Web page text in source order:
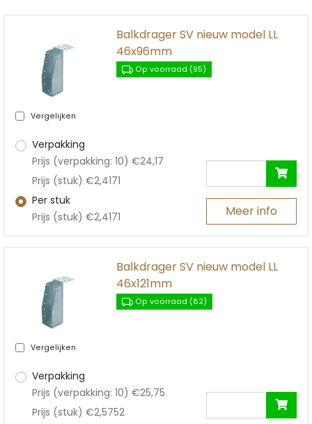
Vergelijken
Balkdrager SV nieuw model LL
46x96mm
Op voorraad (95)
Verpakking
Prijs (verpakking: 10) €24,17
Prijs (stuk) €2,4171
Per stuk
Prijs (stuk) €2,4171
Meer info
Vergelijken
Balkdrager SV nieuw model LL
46x121mm
Op voorraad (82)
Verpakking
Prijs (verpakking: 10) €25,75
Prijs (stuk) €2,5752